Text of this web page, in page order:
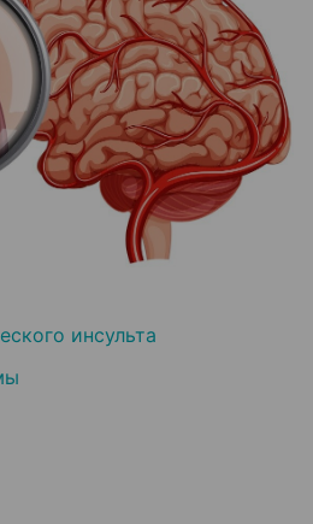
инсульта